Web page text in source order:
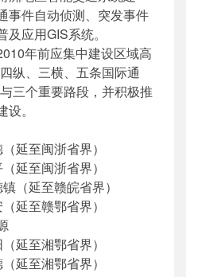
事件自动侦测、突发事件
应用GIS系统。
年前应集中建设区域高
纵、三横、五条国际通
三个重要路段，并积极推
。
至闽浙省界）
至闽浙省界）
延至赣皖省界）
至赣鄂省界）
至湘鄂省界）
至湘鄂省界）